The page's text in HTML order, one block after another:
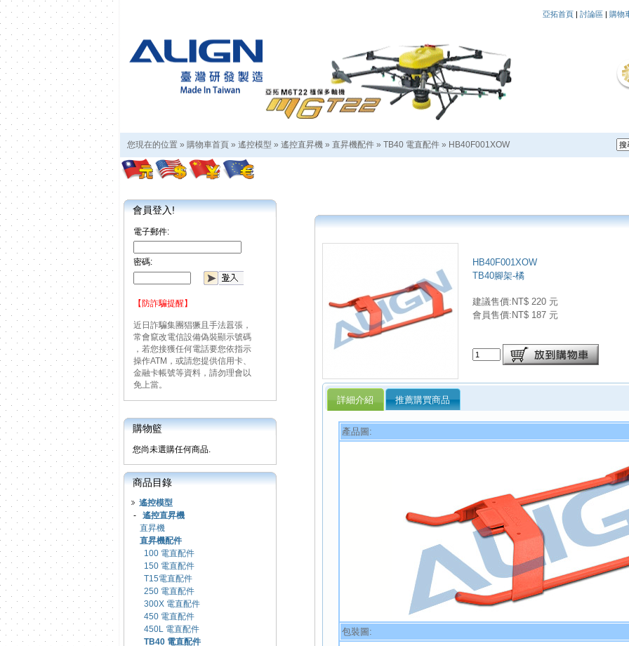
亞拓首頁 | 討論區 | 購物
您現在的位置 » 購物車首頁 » 遙控模型 » 遙控直昇機 » 直昇機配件 » TB40 電直配件 » HB40F001XOW
會員登入!
電子郵件:
密碼:
【防詐騙提醒】
近日詐騙集團猖獗且手法囂張，
常會竄改電信設備偽裝顯示號碼
，若您接獲任何電話要您依指示
操作ATM，或請您提供信用卡、
金融卡帳號等資料，請勿理會以
免上當。
購物籃
您尚未選購任何商品.
商品目錄
遙控模型
- 遙控直昇機
直昇機
直昇機配件
100 電直配件
150 電直配件
T15電直配件
250 電直配件
300X 電直配件
450 電直配件
450L 電直配件
TB40 電直配件
HB40F001XOW
TB40腳架-橘
建議售價:NT$ 220 元
會員售價:NT$ 187 元
詳細介紹 推薦購買商品
產品圖:
包裝圖: